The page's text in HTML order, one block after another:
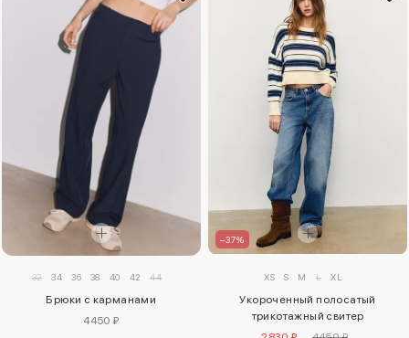
32 34 36 38 40 42 44
Брюки с карманами
4450 ₽
–37%
XS S M L XL
Укороченный полосатый
трикотажный свитер